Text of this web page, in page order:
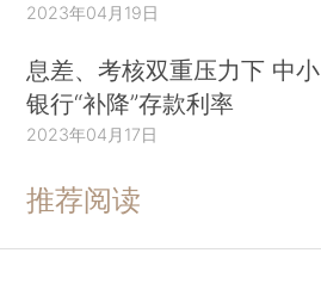
2023年04月19日
息差、考核双重压力下 中小
银行“补降”存款利率
2023年04月17日
推荐阅读